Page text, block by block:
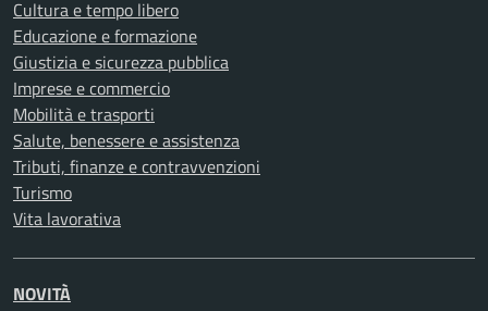
Cultura e tempo libero
Educazione e formazione
Giustizia e sicurezza pubblica
Imprese e commercio
Mobilità e trasporti
Salute, benessere e assistenza
Tributi, finanze e contravvenzioni
Turismo
Vita lavorativa
NOVITÀ